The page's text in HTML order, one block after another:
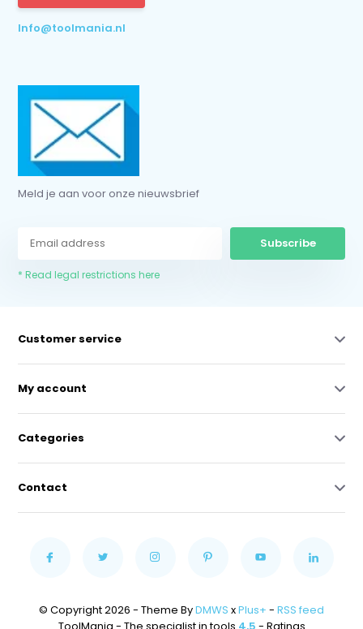
Info@toolmania.nl
Meld je aan voor onze nieuwsbrief
Subscribe
* Read legal restrictions here
Customer service
My account
Categories
Contact
© Copyright 2026 - Theme ByDMWS xPlus+ - RSS feed
ToolMania - The specialist in tools 4,5 - Ratings
* Read legal restrictions here